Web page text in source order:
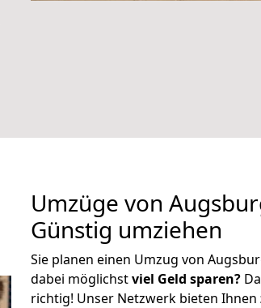
Umzüge von
Günstig umziehen
Sie planen einen Umzug von
dabei möglichstviel Geld sparen?
richtig! Unser Netzwerk bieten Ihnen